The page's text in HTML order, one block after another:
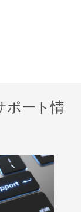
。ただし、
問合せに対
山 健一
ポート情